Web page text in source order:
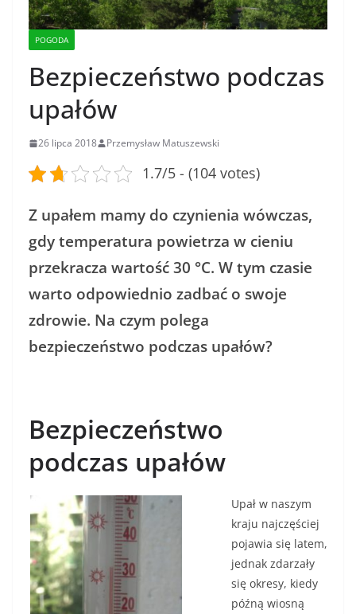
POGODA
Bezpieczeństwo podczas
upałów
26 lipca 2018 Przemysław Matuszewski
1.7/5 - (104 votes)
Z upałem mamy do czynienia wówczas,
gdy temperatura powietrza w cieniu
przekracza wartość 30 °C. W tym czasie
warto odpowiednio zadbać o swoje
zdrowie. Na czym polega
bezpieczeństwo podczas upałów?
Bezpieczeństwo
podczas upałów
Upał w naszym
kraju najczęściej
pojawia się latem,
jednak zdarzały
się okresy, kiedy
późną wiosną